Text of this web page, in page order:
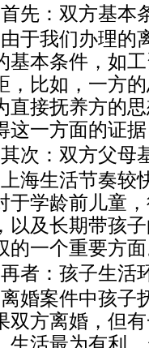
首先：双方基本
由于我们办理的
基本条件，如
，比如，一方
直接抚养方的
这一方面的证
其次：双方父母
上海生活节奏
于学龄前儿童
以及长期带孩
的一个重要方
再者：孩子生活
离婚案件中孩子
双方离婚，但